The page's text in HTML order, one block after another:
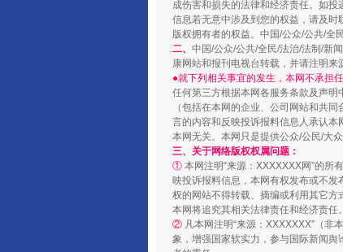
扯下公款旅游的“隐身
成伤害和损失的法律和经济责任。如
信息若无意中涉及到您的权益，请及
版权拥有者的权益。中国/公众/公共/全
二、 中国/公众/公共/全民/法治/法制/新
康网站和报刊电视台转载，并请注明来
●就下列相关事宜的发生，本网不承担
任何第三方根据本网各服务条款及声明
（包括在本网的企业、公司网站和共同
言的内容和反映投诉报料信息人承认
本网无关。本网只是提供公众/公民/大
三、关于网络版权权属问题：
① 本网注明“来源：XXXXXXX网”的所
映投诉报料信息，本网有权发布或不
权的网站不得转载、摘编或利用其它方
本网将追究其相关法律责任和经济责任
② 凡本网注明“来源：XXXXXXX”（
象，增强国家软实力，参与国际新闻